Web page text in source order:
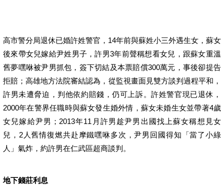
高市警分局退休已婚許姓警官，14年前與蘇姓小三外遇生女，蘇女
後來帶女兒嫁給尹姓男子，許男3年前聲稱想看女兒，跟蘇女重溫
舊夢嘿咻被尹男抓包，簽下切結及本票賠償300萬元，事後卻提告
拒賠；高雄地方法院審結認為，從監視畫面見雙方談判過程平和，
許男未遭脅迫，判他依約賠錢，仍可上訴。許姓警官現已退休，
2000年在警界任職時與蘇女發生婚外情，蘇女未婚生女並帶著4歲
女兒嫁給尹男；2013年11月許男趁尹男出國找上蘇女稱想見女
兒，2人舊情復燃共赴摩鐵嘿咻多次，尹男回國得知「當了小綠
人」氣炸，約許男在仁武區超商談判。
地下錢莊利息